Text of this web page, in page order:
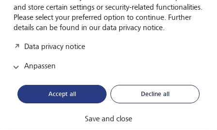
und wirtschaftlichen Unsicherheiten jedoch schwer
abschätzbar.
bestehenden Märkte sowie auf der Umsetzung ihrer
Indien, Japan oder Thailand, die bereits erfreulich zum
investiert die LGT gezielt in die Digitalisierung und
Künstliche Intelligenz. Ziel sind neben neuen Produkten
bereits positive Auswirkungen zeigen.
and store certain settings or security-related functionalities.
Please select your preferred option to continue. Further
details can be found in our data privacy notice.
Data privacy notice
Anpassen
Accept all Decline all
Save and close